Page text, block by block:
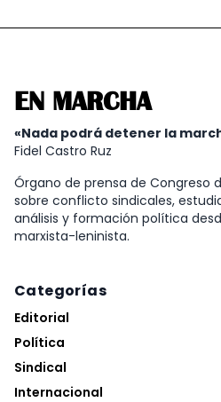
EN MARCHA
«Nada podrá detener la
Fidel Castro Ruz
Órgano de prensa de Congreso
sobre conflicto sindicales,
análisis y formación política
marxista-leninista.
Categorías
Editorial
Política
Sindical
Internacional